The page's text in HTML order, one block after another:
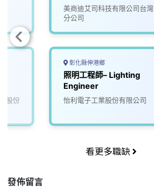
股份
美商迪艾司科技有限公司台灣
分公司
彰化縣伸港鄉
照明工程師– Lighting
Engineer
怡利電子工業股份有限公司
看更多職缺
發佈留言